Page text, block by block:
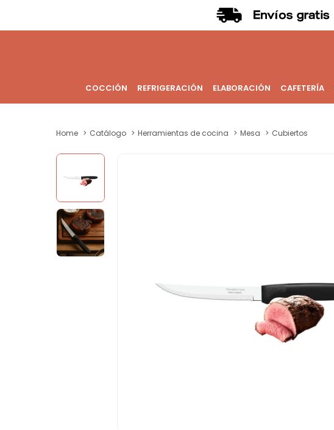
COCCIÓN REFRIGERACIÓN ELABORACIÓN CAFETERÍA
Home Catálogo Herramientas de cocina Mesa Cubiertos